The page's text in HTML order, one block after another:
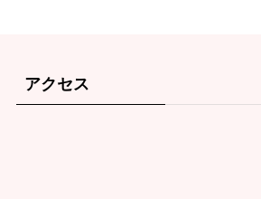
アクセス